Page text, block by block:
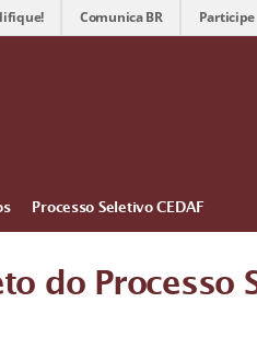
Comunica BR Participe
Processo Seletivo CEDAF
do Processo